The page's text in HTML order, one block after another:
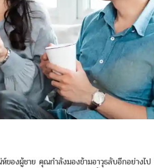
งผู้ชาย คุณกำลังมองข้ามอาวุธลับอีกอย่างไ